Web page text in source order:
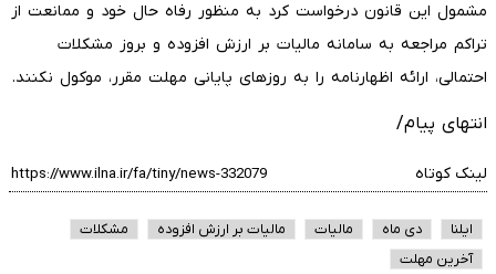
مشمول این قانون درخواست کرد به منظور رفاه حال خود و ممانعت از
تراکم مراجعه به سامانه مالیات بر ارزش افزوده و بروز مشکلات
احتمالی، ارائه اظهارنامه را به روزهای پایانی مهلت مقرر، موکول نکنند.
انتهای پیام/
لینک کوتاه
ایلنا دی ماه مالیات مالیات بر ارزش افزوده
مشکلات
آخرین مهلت